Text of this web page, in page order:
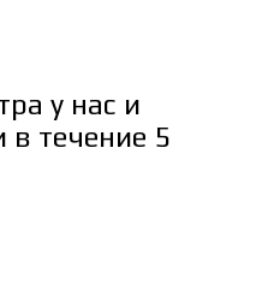
у нас и
в течение 5